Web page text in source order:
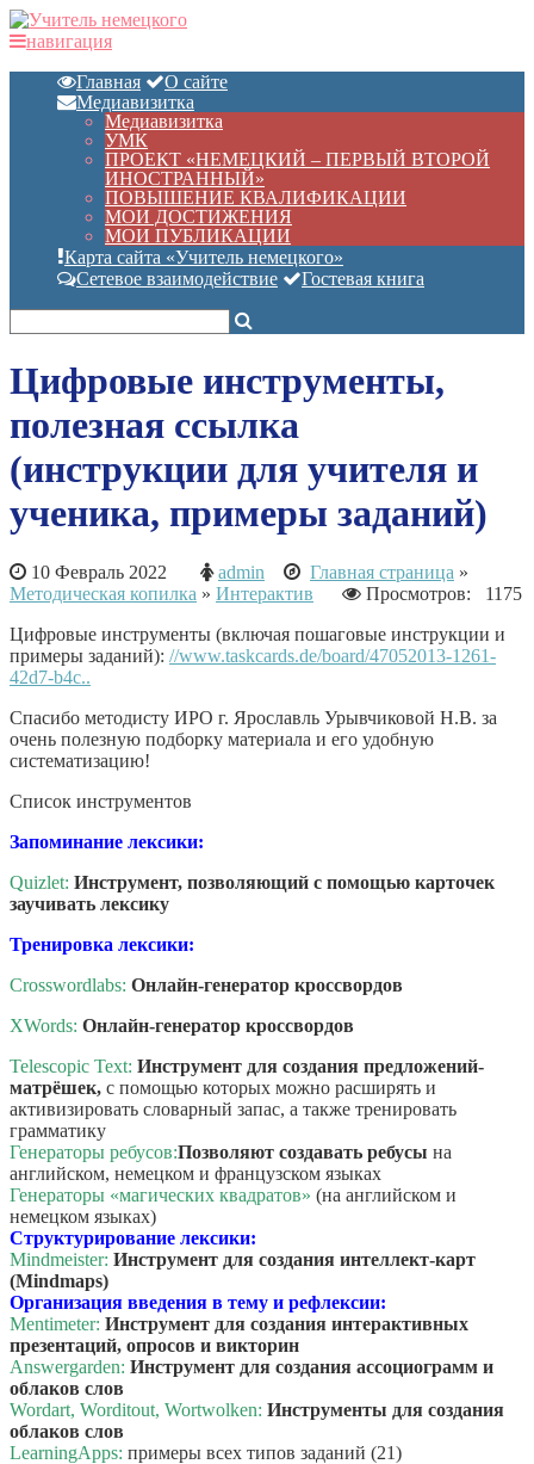
навигация
Главная
О сайте
Медиавизитка
Медиавизитка
УМК
ПРОЕКТ «НЕМЕЦКИЙ – ПЕРВЫЙ ВТОРОЙ
ИНОСТРАННЫЙ»
ПОВЫШЕНИЕ КВАЛИФИКАЦИИ
МОИ ДОСТИЖЕНИЯ
МОИ ПУБЛИКАЦИИ
Карта сайта «Учитель немецкого»
Сетевое взаимодействие
Гостевая книга
Цифровые инструменты,
полезная ссылка
(инструкции для учителя и
ученика, примеры заданий)
10 Февраль 2022 admin Главная страница »
Методическая копилка » Интерактив
Просмотров: 1175
Цифровые инструменты (включая пошаговые инструкции и
примеры заданий): //www.taskcards.de/board/47052013-1261-
42d7-b4c..
Спасибо методисту ИРО г. Ярославль Урывчиковой Н.В. за
очень полезную подборку материала и его удобную
систематизацию!
Список инструментов
Запоминание лексики:
Quizlet: Инструмент, позволяющий с помощью карточек
заучивать лексику
Тренировка лексики:
Crosswordlabs: Онлайн-генератор кроссвордов
XWords: Онлайн-генератор кроссвордов
Telescopic Text: Инструмент для создания предложений-
матрёшек, с помощью которых можно расширять и
активизировать словарный запас, а также тренировать
грамматику
Генераторы ребусов:Позволяют создавать ребусы на
английском, немецком и французском языках
Генераторы «магических квадратов» (на английском и
немецком языках)
Структурирование лексики:
Mindmeister: Инструмент для создания интеллект-карт
(Mindmaps)
Организация введения в тему и рефлексии:
Mentimeter: Инструмент для создания интерактивных
презентаций, опросов и викторин
Answergarden: Инструмент для создания ассоциограмм и
облаков слов
Wordart, Worditout, Wortwolken: Инструменты для создания
облаков слов
LearningApps: примеры всех типов заданий (21)